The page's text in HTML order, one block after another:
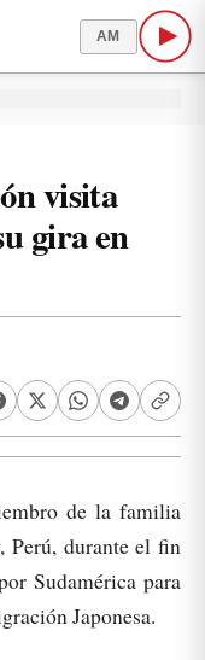
AM
visita
gira en
de la familia
Perú, durante el fin
Sudamérica para
Japonesa.